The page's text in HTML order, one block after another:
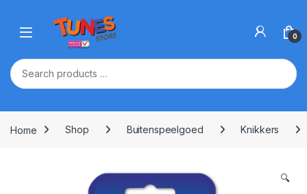
Open 0
Home Shop Buitenspeelgoed Knikkers
🔍